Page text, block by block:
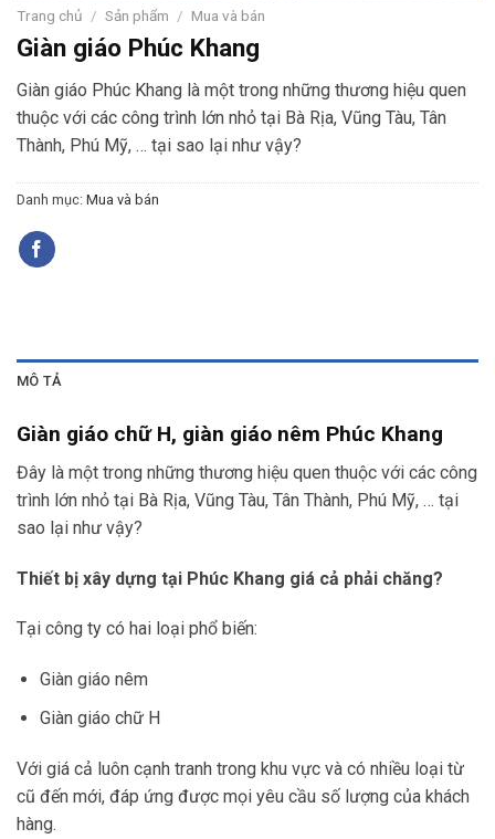
Trang chủ / Sản phẩm / Mua và bán
Giàn giáo Phúc Khang
Giàn giáo Phúc Khang là một trong những thương hiệu quen
thuộc với các công trình lớn nhỏ tại Bà Rịa, Vũng Tàu, Tân
Thành, Phú Mỹ, … tại sao lại như vậy?
Danh mục: Mua và bán
MÔ TẢ
Giàn giáo chữ H, giàn giáo nêm Phúc Khang
Đây là một trong những thương hiệu quen thuộc với các công
trình lớn nhỏ tại Bà Rịa, Vũng Tàu, Tân Thành, Phú Mỹ, … tại
sao lại như vậy?
Thiết bị xây dựng tại Phúc Khang giá cả phải chăng?
Tại công ty có hai loại phổ biến:
Giàn giáo nêm
Giàn giáo chữ H
Với giá cả luôn cạnh tranh trong khu vực và có nhiều loại từ
cũ đến mới, đáp ứng được mọi yêu cầu số lượng của khách
hàng.